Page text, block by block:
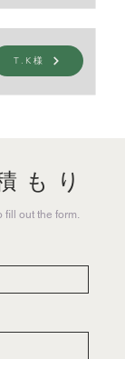
T.K様
もり
fill out the form.